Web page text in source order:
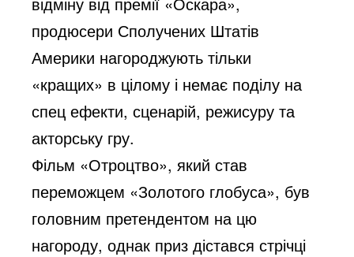
продюсери Сполучених Штатів
Америки нагороджують тільки
«кращих» в цілому і немає поділу на
спец ефекти, сценарій, режисуру та
акторську гру.
Фільм «Отроцтво», який став
переможцем «Золотого глобуса», був
головним претендентом на цю
нагороду, однак приз дістався стрічці